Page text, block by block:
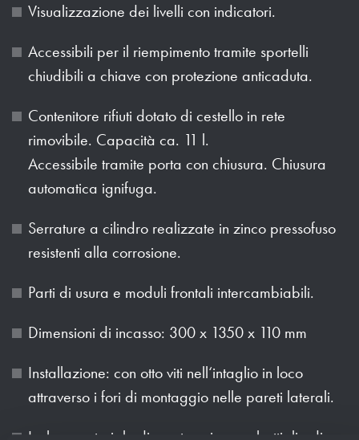
Visualizzazione dei livelli con indicatori.
Accessibili per il riempimento tramite sportelli
chiudibili a chiave con protezione anticaduta.
Contenitore rifiuti dotato di cestello in rete
rimovibile. Capacità ca. 11 l.
Accessibile tramite porta con chiusura. Chiusura
automatica ignifuga.
Serrature a cilindro realizzate in zinco pressofuso
resistenti alla corrosione.
Parti di usura e moduli frontali intercambiabili.
Dimensioni di incasso: 300 x 1350 x 110 mm
Installazione: con otto viti nell‘intaglio in loco
attraverso i fori di montaggio nelle pareti laterali.